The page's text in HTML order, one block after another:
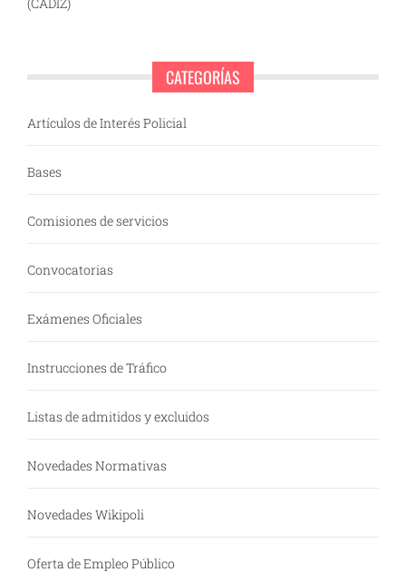
CATEGORÍAS
Artículos de Interés Policial
Bases
Comisiones de servicios
Convocatorias
Exámenes Oficiales
Instrucciones de Tráfico
Listas de admitidos y excluidos
Novedades Normativas
Novedades Wikipoli
Oferta de Empleo Público